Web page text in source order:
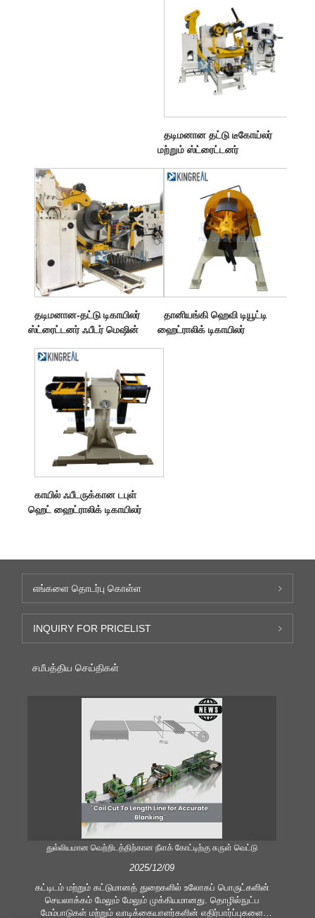
தடிமனான தட்டு டீகோய்லர்
மற்றும் ஸ்ட்ரைட்டனர்
தடிமனான-தட்டு டிகாயிலர்
ஸ்ட்ரைட்டனர் ஃபீடர் மெஷின்
தானியங்கி ஹெவி டியூட்டி
ஹைட்ராலிக் டிகாயிலர்
காயில் ஃபீடருக்கான டபுள்
ஹெட் ஹைட்ராலிக் டிகாயிலர்
எங்களை தொடர்பு கொள்ள
INQUIRY FOR PRICELIST
சமீபத்திய செய்திகள்
துல்லியமான வெற்றிடத்திற்கான நீளக் கோட்டிற்கு சுருள் வெட்டு
2025/12/09
கட்டிடம் மற்றும் கட்டுமானத் துறைகளில் உலோகப் பொருட்களின்
செயலாக்கம் மேலும் மேலும் முக்கியமானது. தொழில்நுட்ப
மேம்பாடுகள் மற்றும் வாடிக்கையாளர்களின் எதிர்பார்ப்புகளை